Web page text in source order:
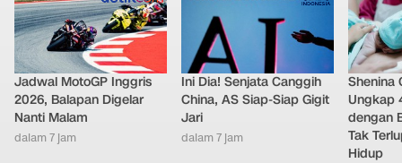
Jadwal MotoGP Inggris
2026, Balapan Digelar
Nanti Malam
dalam 7 jam
Ini Dia! Senjata Canggih
China, AS Siap-Siap Gigit
Jari
dalam 7 jam
Shenina
Ungkap
dengan
Tak
Hidup